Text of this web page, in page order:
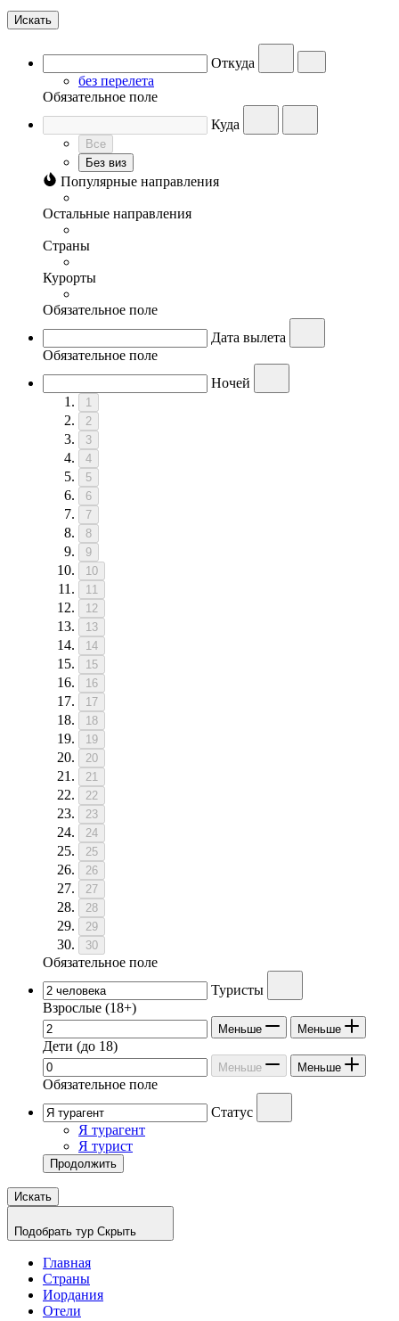
Искать
Откуда
без перелета
Обязательное поле
Куда
Все
Без виз
Популярные направления
Остальные направления
Страны
Курорты
Обязательное поле
Дата вылета
Обязательное поле
Ночей
1
2
3
4
5
6
7
8
9
10
11
12
13
14
15
16
17
18
19
20
21
22
23
24
25
26
27
28
29
30
Обязательное поле
Туристы
Взрослые (18+)
Меньше Меньше
Дети (до 18)
Меньше Меньше
Обязательное поле
Статус
Я турагент
Я турист
Продолжить
Искать
Подобрать тур Скрыть
Главная
Страны
Иордания
Отели